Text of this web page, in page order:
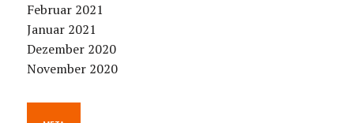
Februar 2021
Januar 2021
Dezember 2020
November 2020